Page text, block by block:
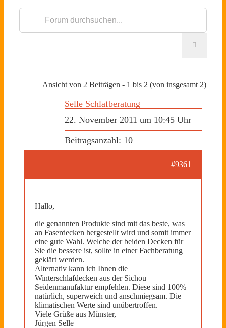
Ansicht von 2 Beiträgen - 1 bis 2 (von insgesamt 2)
Selle Schlafberatung
22. November 2011 um 10:45 Uhr
Beitragsanzahl: 10
#9361
Hallo,
die genannten Produkte sind mit das beste, was
an Faserdecken hergestellt wird und somit immer
eine gute Wahl. Welche der beiden Decken für
Sie die bessere ist, sollte in einer Fachberatung
geklärt werden.
Alternativ kann ich Ihnen die
Winterschlafdecken aus der Sichou
Seidenmanufaktur empfehlen. Diese sind 100%
natürlich, superweich und anschmiegsam. Die
klimatischen Werte sind unübertroffen.
Viele Grüße aus Münster,
Jürgen Selle